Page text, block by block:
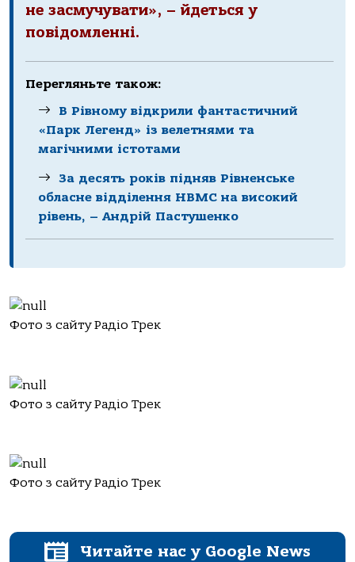
не засмучувати», – йдеться у
повідомленні.
Перегляньте також:
В Рівному відкрили фантастичний
«Парк Легенд» із велетнями та
магічними істотами
За десять років підняв Рівненське
обласне відділення НВМС на високий
рівень, – Андрій Пастушенко
Фото з сайту Радіо Трек
Фото з сайту Радіо Трек
Фото з сайту Радіо Трек
Читайте нас у Google News